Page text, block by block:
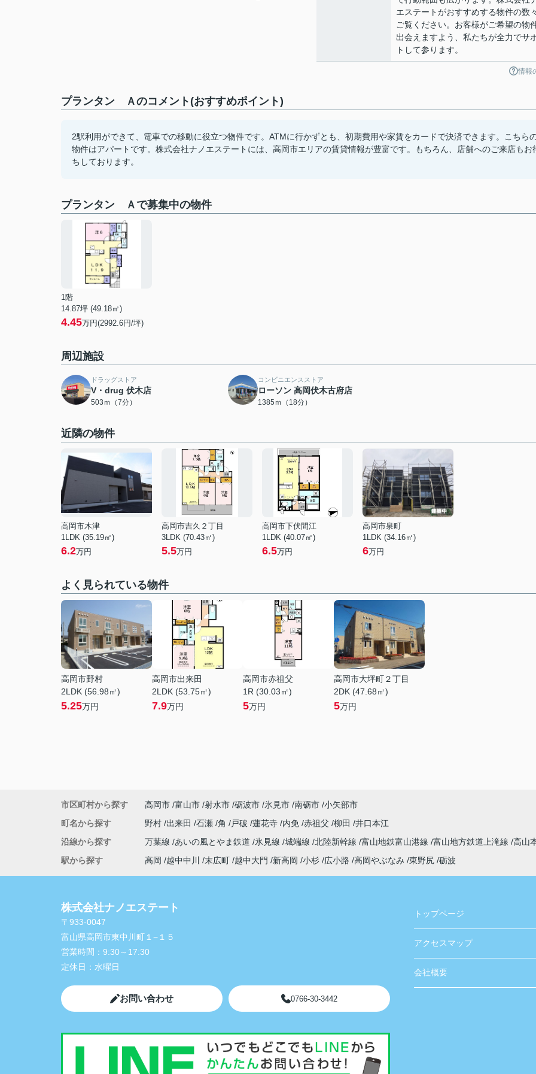
エステートがおすすめする物件の数
ご覧ください。お客様がご希望の物
出会えますよう、私たちが全力でサ
トして参ります。
情報
プランタン Ａのコメント(おすすめポイント)
2駅利用ができて、電車での移動に役立つ物件です。ATMに行かずとも、初期費用や家賃をカードで決済できます。こちら
物件はアパートです。株式会社ナノエステートには、高岡市エリアの賃貸情報が豊富です。もちろん、店舗へのご来店もお
ちしております。
プランタン Ａで募集中の物件
1階
14.87坪 (49.18㎡)
4.45万円(2992.6円/坪)
周辺施設
ドラッグストア
V・drug 伏木店
503ｍ（7分）
コンビニエンスストア
ローソン 高岡伏木古府店
1385ｍ（18分）
近隣の物件
高岡市木津
1LDK (35.19㎡)
6.2万円
高岡市吉久２丁目
3LDK (70.43㎡)
5.5万円
高岡市下伏間江
1LDK (40.07㎡)
6.5万円
高岡市泉町
1LDK (34.16㎡)
6万円
よく見られている物件
高岡市野村
2LDK (56.98㎡)
5.25万円
高岡市出来田
2LDK (53.75㎡)
7.9万円
高岡市赤祖父
1R (30.03㎡)
5万円
高岡市大坪町２丁目
2DK (47.68㎡)
5万円
市区町村から探す 高岡市 富山市 射水市 砺波市 氷見市 南砺市 小矢部市
町名から探す
野村 出来田 石瀬 角 戸破 蓮花寺 内免 赤祖父 柳田
井口本江
沿線から探す
万葉線 あいの風とやま鉄道 氷見線 城端線 北陸新幹線 富山地鉄富山港線 富山地方鉄道上滝線 高山
駅から探す
高岡 越中中川 末広町 越中大門 新高岡 小杉 広小路 高岡やぶなみ 東野尻 砺波
株式会社ナノエステート
〒933-0047
富山県高岡市東中川町１−１５
営業時間： 9:30～17:30
定休日： 水曜日
お問い合わせ 0766-30-3442
トップページ
アクセスマップ
会社概要